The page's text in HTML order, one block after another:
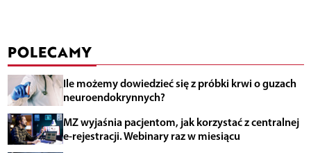
POLECAMY
Ile możemy dowiedzieć się z próbki krwi o guzach
neuroendokrynnych?
MZ wyjaśnia pacjentom, jak korzystać z centralnej
e-rejestracji. Webinary raz w miesiącu